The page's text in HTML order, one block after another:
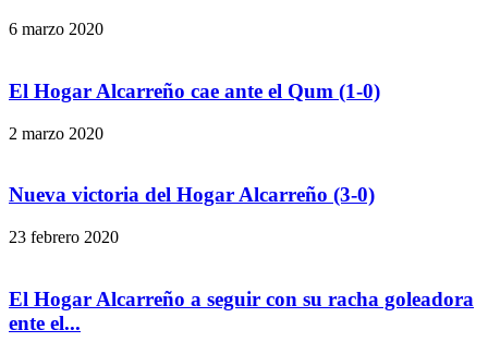
6 marzo 2020
El Hogar Alcarreño cae ante el Qum (1-0)
2 marzo 2020
Nueva victoria del Hogar Alcarreño (3-0)
23 febrero 2020
El Hogar Alcarreño a seguir con su racha goleadora
ente el...